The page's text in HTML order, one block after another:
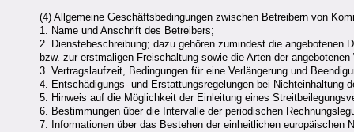
(4) Allgemeine Geschäftsbedingungen zwischen Betreibern von
1. Name und Anschrift des Betreibers;
2. Dienstebeschreibung; dazu gehören zumindest die
bzw. zur erstmaligen Freischaltung sowie die Arten der
3. Vertragslaufzeit, Bedingungen für eine Verlängerung und
4. Entschädigungs- und Erstattungsregelungen bei Nichteinhaltung
5. Hinweis auf die Möglichkeit der Einleitung eines
6. Bestimmungen über die Intervalle der periodischen
7. Informationen über das Bestehen der einheitlichen europäischen